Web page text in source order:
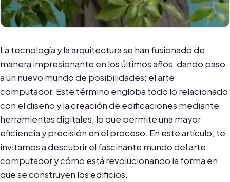
La tecnología y la arquitectura se han fusionado de
manera impresionante en los últimos años, dando paso
a un nuevo mundo de posibilidades: el arte
computador. Este término engloba todo lo relacionado
con el diseño y la creación de edificaciones mediante
herramientas digitales, lo que permite una mayor
eficiencia y precisión en el proceso. En este artículo, te
invitamos a descubrir el fascinante mundo del arte
computador y cómo está revolucionando la forma en
que se construyen los edificios.